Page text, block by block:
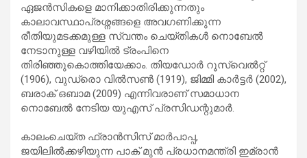
ഏജൻസികളെ മാനിക്കാതിരിക്കുന്നതും
കാലാവസ്ഥാപ്രശ്നങ്ങളെ അവഗണിക്കുന്ന
രീതിയുമടക്കമുള്ള സ്വന്തം ചെയ്തികൾ നൊബേൽ
നേടാനുള്ള വഴിയിൽ ട്രംപിനെ
തിരിഞ്ഞുകൊത്തിയേക്കാം. തിയഡോർ റൂസ്‌വെൽറ്റ്
(1906), വുഡ്രൊ വിൽസൺ (1919), ജിമ്മി കാർട്ടർ (2002),
ബരാക് ഒബാമ (2009) എന്നിവരാണ് സമാധാന
നൊബേൽ നേടിയ യുഎസ് പ്രസിഡന്റുമാർ.
കാലംചെയ്ത ഫ്രാൻസിസ് മാർപാപ്പ,
ജയിലിൽക്കഴിയുന്ന പാക് മുൻ പ്രധാനമന്ത്രി ഇമ്രാൻ